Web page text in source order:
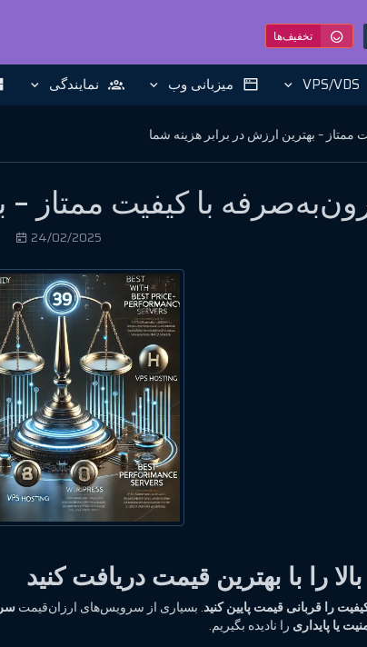
تخفیف‌ها
VPS/VDS میزبانی وب نمایندگی
ممتاز – بهترین ارزش در برابر هزینه شما
با کیفیت ممتاز
24/02/2025
را با بهترین قیمت دریافت کنید
را قربانی قیمت پایین کنید. بسیاری از سرویس‌های ارزان‌قیمت
یا پایداری را نادیده بگیریم.